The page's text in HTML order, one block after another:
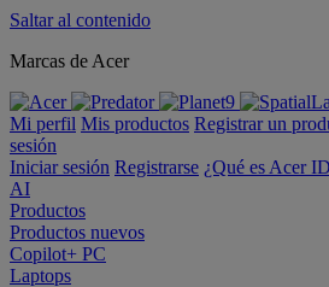
Saltar al contenido
Marcas de Acer
Mi perfil Mis productos Registrar un
sesión
Iniciar sesión Registrarse ¿Qué es Acer
AI
Productos
Productos nuevos
Copilot+ PC
Laptops